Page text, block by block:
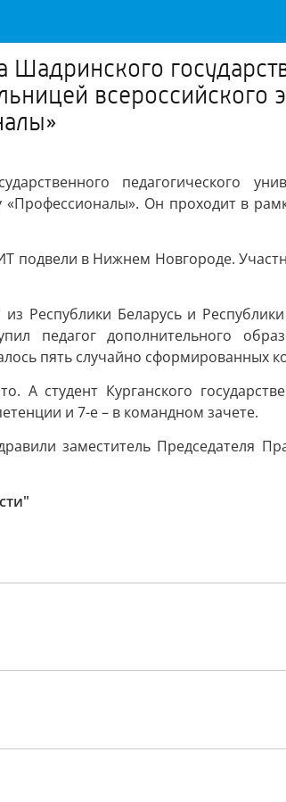
всероссийского
педагогического
Он проходит в
подвели в Нижнем Новгороде.
Республики Беларусь и
педагог дополнительного
пять случайно сформированных
А студент Курганского
и 7-е – в командном зачете.
заместитель Председателя